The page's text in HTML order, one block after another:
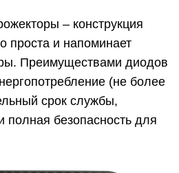
– конструкция
проста и напоминает
Преимуществами диодов
(не более
срок службы,
полная безопасность для